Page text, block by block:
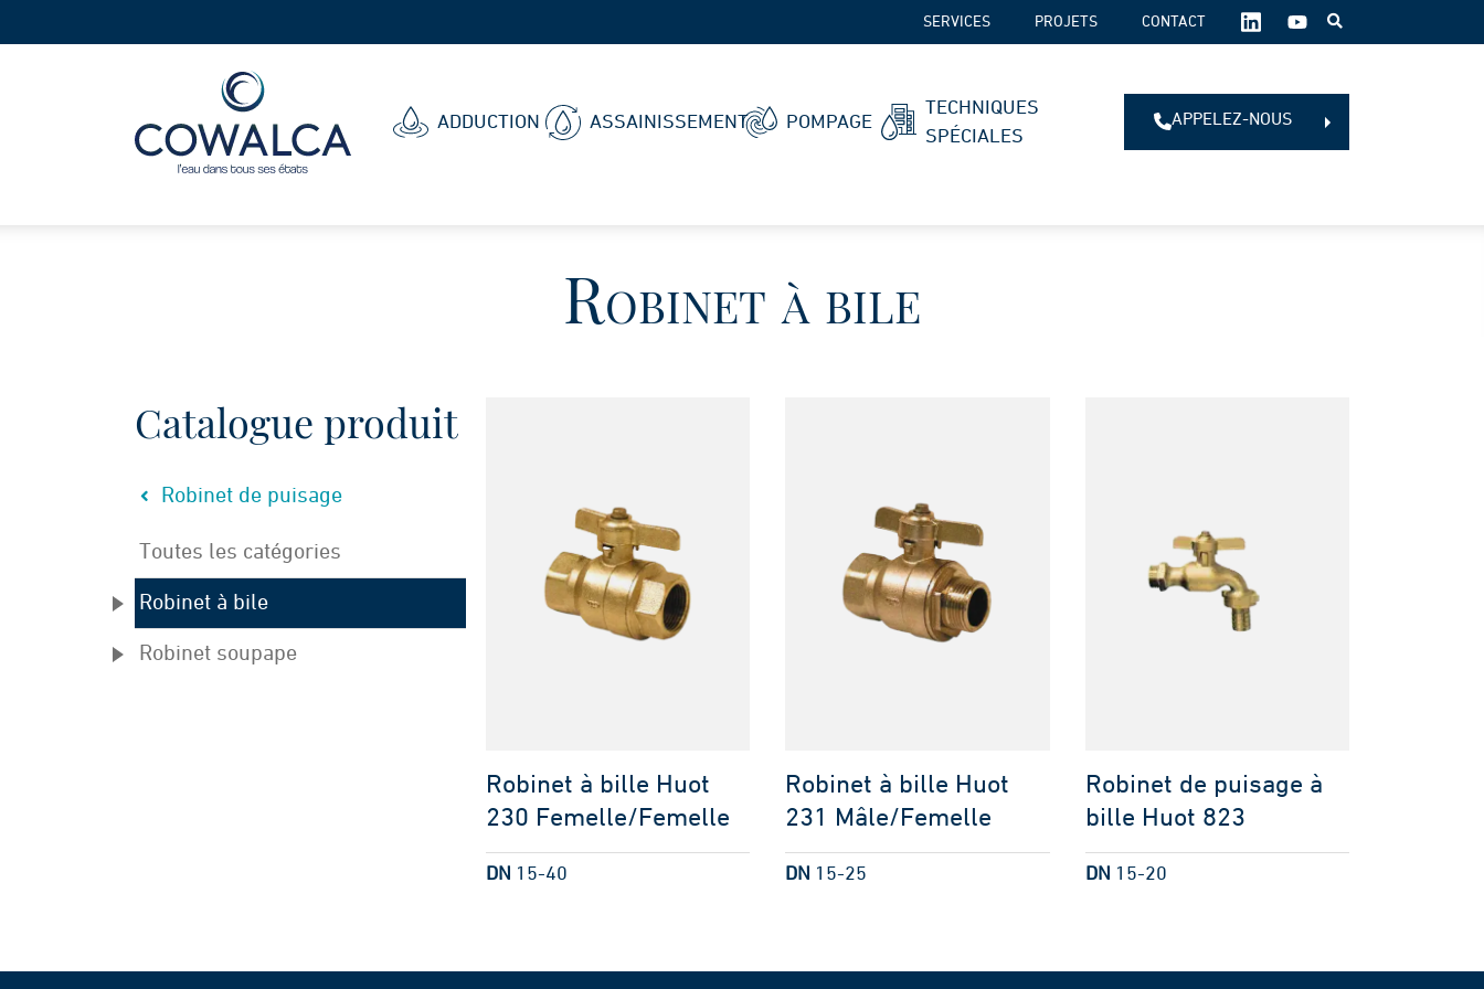
ADDUCTION ASSAINISSEMENT POMPAGE
TECHNIQUES
SPÉCIALES
SERVICES PROJETS CONTACT
SUIVEZ-
NOUS
APPELEZ-NOUS
Robinet à bile
Catalogue produit
Robinet de puisage
Toutes les catégories
Robinet à bile
Robinet soupape
Robinet à bille Huot
230 Femelle/Femelle
DN 15-40
Robinet à bille Huot
231 Mâle/Femelle
DN 15-25
Robinet de puisage à
bille Huot 823
DN 15-20